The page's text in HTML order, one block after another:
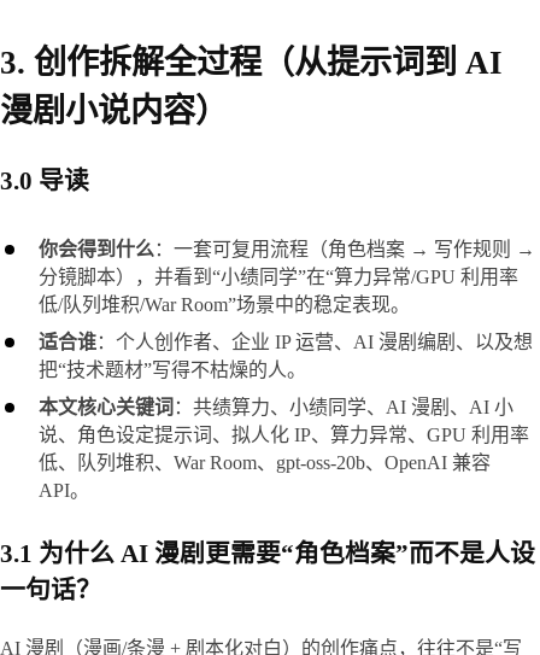
3. 创作拆解全过程（从提示词到 AI
漫剧小说内容）
3.0 导读
你会得到什么 ：一套可复用流程（角色档案 → 写作规则 →
分镜脚本），并看到“小绩同学”在“算力异常/GPU 利用率
低/队列堆积/War Room”场景中的稳定表现。
适合谁：个人创作者、企业 IP 运营、AI 漫剧编剧、以及想
把“技术题材”写得不枯燥的人。
本文核心关键词 ：共绩算力、小绩同学、AI 漫剧、AI 小
说、角色设定提示词、拟人化 IP、算力异常、GPU 利用率
低、队列堆积、War Room、gpt-oss-20b、OpenAI 兼容
API。
3.1 为什么 AI 漫剧更需要“角色档案”而不是人设
一句话？
AI 漫剧（漫画/条漫 + 剧本化对白）的创作痛点，往往不是“写